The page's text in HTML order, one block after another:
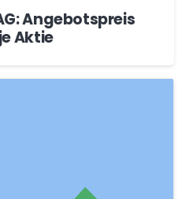
Angebotspreis
Aktie